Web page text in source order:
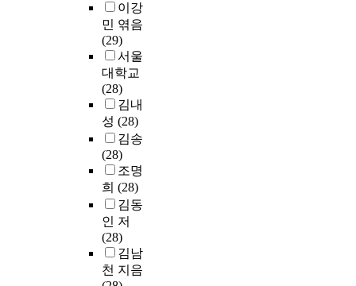
이강
민 엮음
(29)
서울
대학교
(28)
김내
성 (28)
김송
(28)
조명
희 (28)
김동
인 저
(28)
김남
천 지음